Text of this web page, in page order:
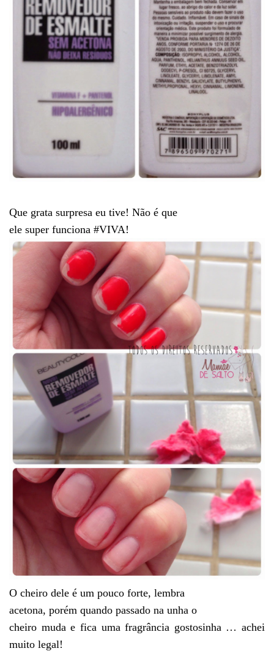
Que grata surpresa eu tive! Não é que
ele super funciona #VIVA!
O cheiro dele é um pouco forte, lembra
acetona, porém quando passado na unha o
cheiro muda e fica uma fragrância gostosinha … achei
muito legal!